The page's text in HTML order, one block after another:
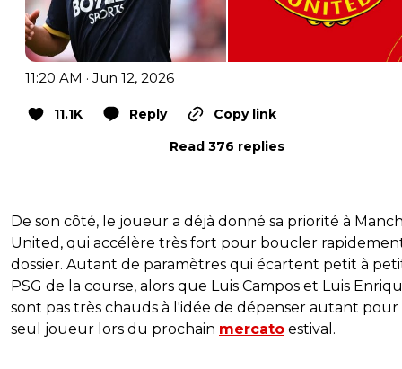
11:20 AM · Jun 12, 2026
11.1K Reply
Copy link
Read 376 replies
De son côté, le joueur a déjà donné sa priorité à
United, qui accélère très fort pour boucler
dossier. Autant de paramètres qui écartent petit à
PSG de la course, alors que Luis Campos et Luis
sont pas très chauds à l'idée de dépenser autant
seul joueur lors du prochain mercato estival.